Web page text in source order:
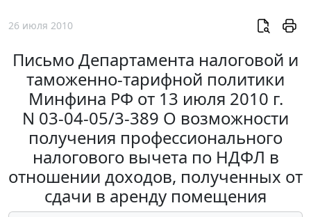
26 июля 2010
Письмо Департамента налоговой и
таможенно-тарифной политики
Минфина РФ от 13 июля 2010 г.
N 03-04-05/3-389 О возможности
получения профессионального
налогового вычета по НДФЛ в
отношении доходов, полученных от
сдачи в аренду помещения